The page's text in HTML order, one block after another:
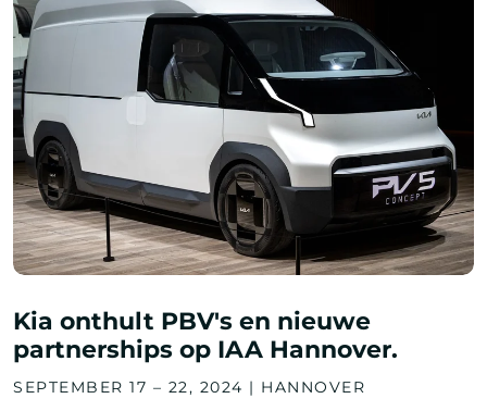
Kia onthult PBV's en nieuwe
partnerships op IAA Hannover.
SEPTEMBER 17 – 22, 2024 | HANNOVER